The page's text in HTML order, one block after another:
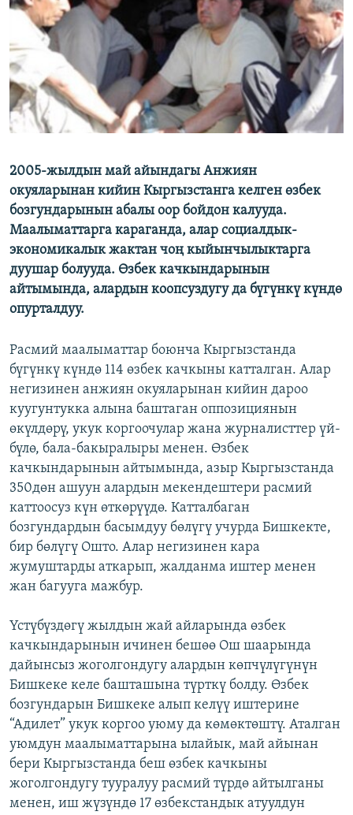
ЭЖЕ-СИҢДИЛЕР
АЗАТТЫК+
ЫҢГАЙСЫЗ СУРООЛОР
ОНЛАЙН ШЕРИНЕ
ЭЕ/АРнун бардык сайттары
2005-жылдын май айындагы Анжиян
окуяларынан кийин Кыргызстанга келген өзбек
бозгундарынын абалы оор бойдон калууда.
Маалыматтарга караганда, алар социалдык-
экономикалык жактан чоң кыйынчылыктарга
дуушар болууда. Өзбек качкындарынын
айтымында, алардын коопсуздугу да бүгүнкү күндө
опурталдуу.
Расмий маалыматтар боюнча Кыргызстанда
бүгүнкү күндө 114 өзбек качкыны катталган. Алар
негизинен анжиян окуяларынан кийин дароо
куугунтукка алына баштаган оппозициянын
өкүлдөрү, укук коргоочулар жана журналисттер үй-
бүлө, бала-бакыралыры менен. Өзбек
качкындарынын айтымында, азыр Кыргызстанда
350дөн ашуун алардын мекендештери расмий
каттоосуз күн өткөрүүдө. Катталбаган
бозгундардын басымдуу бөлүгү учурда Бишкекте,
бир бөлүгү Ошто. Алар негизинен кара
жумуштарды аткарып, жалданма иштер менен
жан багууга мажбур.
Үстүбүздөгү жылдын жай айларында өзбек
качкындарынын ичинен бешөө Ош шаарында
дайынсыз жоголгондугу алардын көпчүлүгүнүн
Бишкеке келе башташына түрткү болду. Өзбек
бозгундарын Бишкеке алып келүү иштерине
“Адилет” укук коргоо уюму да көмөктөштү. Аталган
уюмдун маалыматтарына ылайык, май айынан
бери Кыргызстанда беш өзбек качкыны
жоголгондугу тууралуу расмий түрдө айтылганы
менен, иш жүзүндө 17 өзбекстандык атуулдун